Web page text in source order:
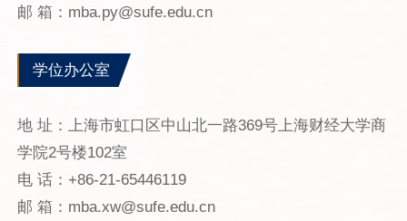
邮 箱：mba.py@sufe.edu.cn
学位办公室
地 址：上海市虹口区中山北一路369号上海财经大学商
学院2号楼102室
电 话：+86-21-65446119
邮 箱：mba.xw@sufe.edu.cn